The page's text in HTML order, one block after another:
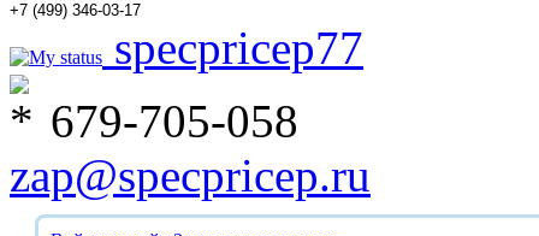
+7 (499) 346-03-17
specpricep77
679-705-058
zap@specpricep.ru